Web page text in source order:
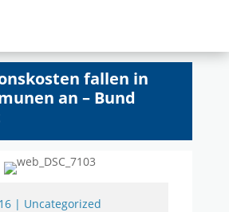
fallen in
an – Bund
| Uncategorized